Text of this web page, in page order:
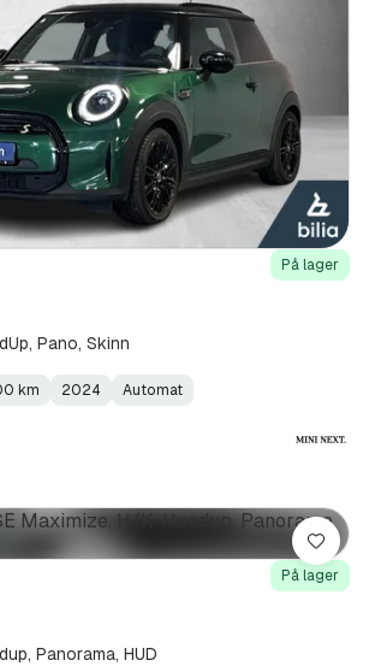
På lager
Pano, Skinn
km 2024
Automat
På lager
Panorama, HUD
Lagre